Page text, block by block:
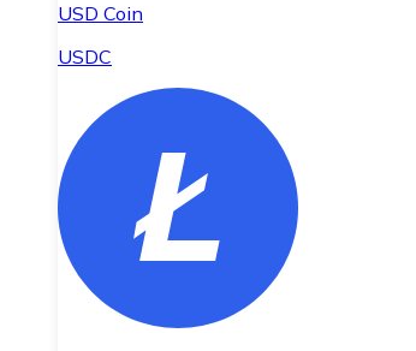
USD Coin
USDC